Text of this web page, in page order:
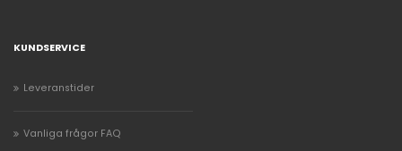
KUNDSERVICE
Leveranstider
Vanliga frågor FAQ